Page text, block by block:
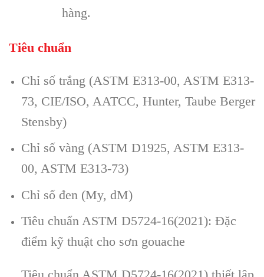
hàng.
Tiêu chuẩn
Chỉ số trắng (ASTM E313-00, ASTM E313-
73, CIE/ISO, AATCC, Hunter, Taube Berger
Stensby)
Chỉ số vàng (ASTM D1925, ASTM E313-
00, ASTM E313-73)
Chỉ số đen (My, dM)
Tiêu chuẩn ASTM D5724-16(2021): Đặc
điểm kỹ thuật cho sơn gouache